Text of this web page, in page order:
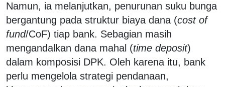
Namun, ia melanjutkan, penurunan suku bunga
bergantung pada struktur biaya dana (cost of
fund/CoF) tiap bank. Sebagian masih
mengandalkan dana mahal (time deposit)
dalam komposisi DPK. Oleh karena itu, bank
perlu mengelola strategi pendanaan,